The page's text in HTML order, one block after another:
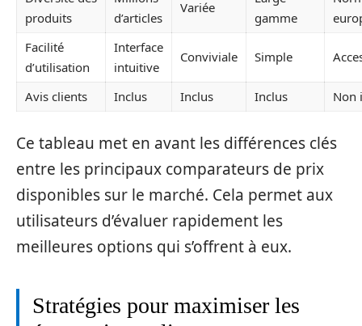
produits
d’articles
Variée
gamme
Facilité
d’utilisation
Interface
intuitive
Conviviale Simple
Avis clients Inclus Inclus Inclus Non
Ce tableau met en avant les différences clés
entre les principaux comparateurs de prix
disponibles sur le marché. Cela permet aux
utilisateurs d’évaluer rapidement les
meilleures options qui s’offrent à eux.
Stratégies pour maximiser les